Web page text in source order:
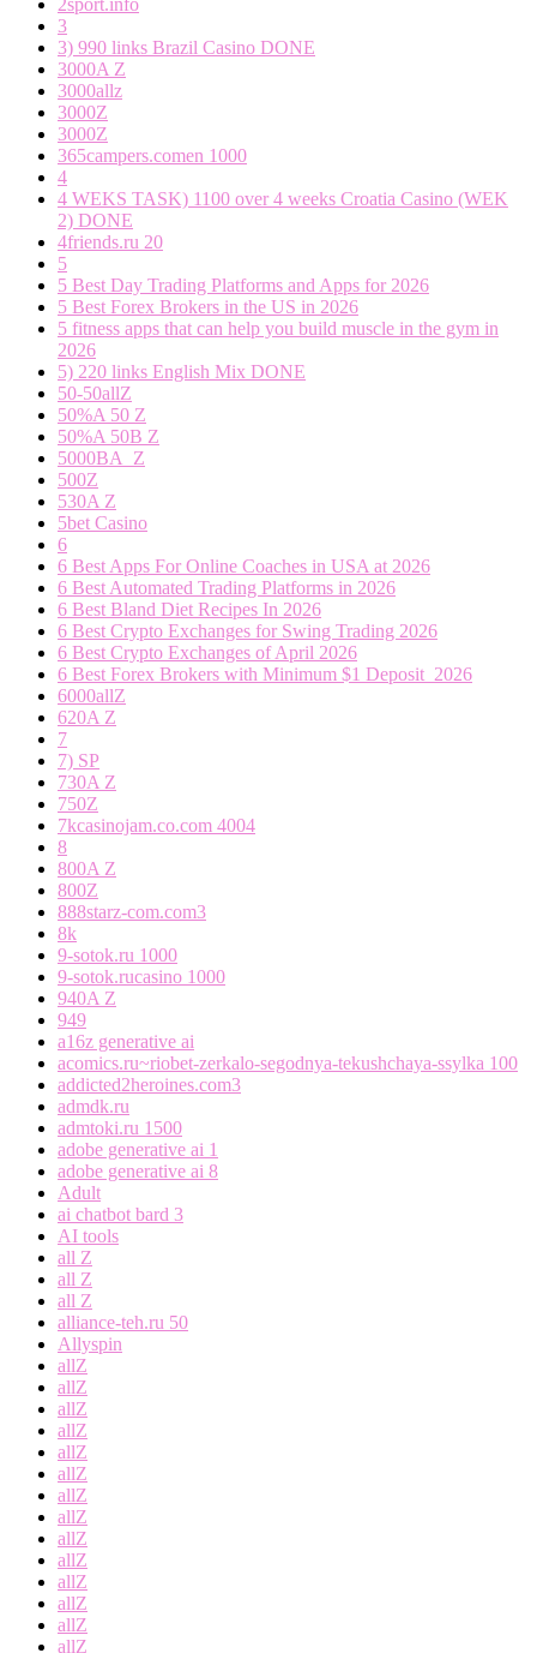
2sport.info
3
3) 990 links Brazil Casino DONE
3000A Z
3000allz
3000Z
3000Z
365campers.comen 1000
4
4 WEKS TASK) 1100 over 4 weeks Croatia Casino (WEK
2) DONE
4friends.ru 20
5
5 Best Day Trading Platforms and Apps for 2026
5 Best Forex Brokers in the US in 2026
5 fitness apps that can help you build muscle in the gym in
2026
5) 220 links English Mix DONE
50-50allZ
50%A 50 Z
50%A 50B Z
5000BA_Z
500Z
530A Z
5bet Casino
6
6 Best Apps For Online Coaches in USA at 2026
6 Best Automated Trading Platforms in 2026
6 Best Bland Diet Recipes In 2026
6 Best Crypto Exchanges for Swing Trading 2026
6 Best Crypto Exchanges of April 2026
6 Best Forex Brokers with Minimum $1 Deposit ️ 2026
6000allZ
620A Z
7
7) SP
730A Z
750Z
7kcasinojam.co.com 4004
8
800A Z
800Z
888starz-com.com3
8k
9-sotok.ru 1000
9-sotok.rucasino 1000
940A Z
949
a16z generative ai
acomics.ru~riobet-zerkalo-segodnya-tekushchaya-ssylka 100
addicted2heroines.com3
admdk.ru
admtoki.ru 1500
adobe generative ai 1
adobe generative ai 8
Adult
ai chatbot bard 3
AI tools
all Z
all Z
all Z
alliance-teh.ru 50
Allyspin
allZ
allZ
allZ
allZ
allZ
allZ
allZ
allZ
allZ
allZ
allZ
allZ
allZ
allZ